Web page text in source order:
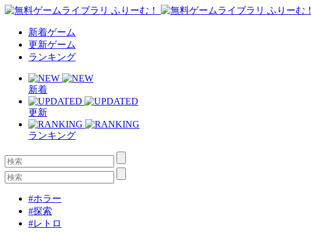
新着ゲーム
更新ゲーム
ランキング
新着
更新
ランキング
#ホラー
#探索
#レトロ